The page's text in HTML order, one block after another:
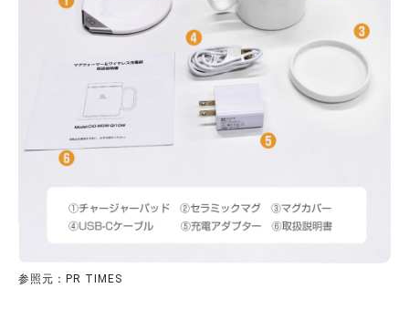
参照元：PR TIMES